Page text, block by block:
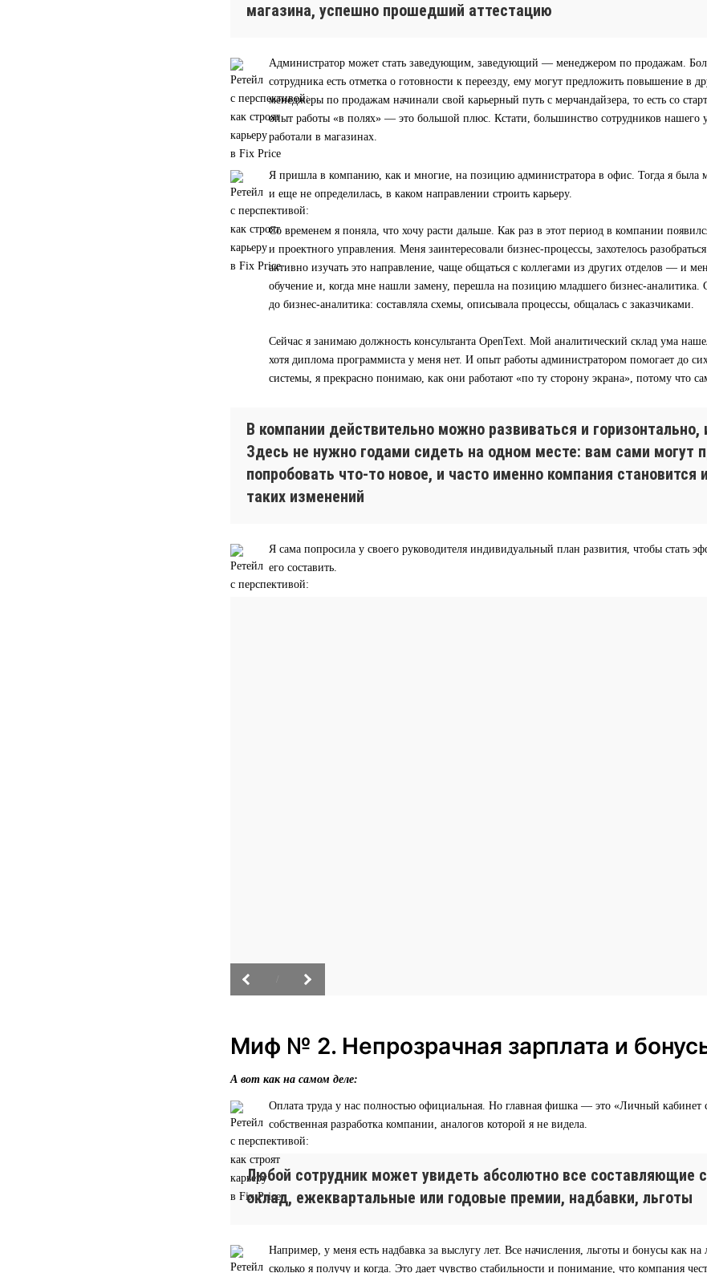
магазина, успешно прошедший аттестацию
Администратор может стать заведующим, заведующий — менеджером по продажам.
сотрудника есть отметка о готовности к переезду, ему могут предложить повышение в
менеджеры по продажам начинали свой карьерный путь с мерчандайзера, то есть со
опыт работы «в полях» — это большой плюс. Кстати, большинство сотрудников нашего
работали в магазинах.
Я пришла в компанию, как и многие, на позицию администратора в офис. Тогда я была
и еще не определилась, в каком направлении строить карьеру.
Со временем я поняла, что хочу расти дальше. Как раз в этот период в компании
и проектного управления. Меня заинтересовали бизнес-процессы, захотелось
активно изучать это направление, чаще общаться с коллегами из других отделов — и
обучение и, когда мне нашли замену, перешла на позицию младшего бизнес-аналитика.
до бизнес-аналитика: составляла схемы, описывала процессы, общалась с заказчиками.
Сейчас я занимаю должность консультанта OpenText. Мой аналитический склад ума
хотя диплома программиста у меня нет. И опыт работы администратором помогает до
системы, я прекрасно понимаю, как они работают «по ту сторону экрана», потому что
В компании действительно можно развиваться и горизонтально,
Здесь не нужно годами сидеть на одном месте: вам сами могут
попробовать что-то новое, и часто именно компания становится
таких изменений
Я сама попросила у своего руководителя индивидуальный план развития, чтобы стать
его составить.
Миф № 2. Непрозрачная зарплата и
А вот как на самом деле:
Оплата труда у нас полностью официальная. Но главная фишка — это «Личный кабинет
собственная разработка компании, аналогов которой я не видела.
Любой сотрудник может увидеть абсолютно все составляющие
оклад, ежеквартальные или годовые премии, надбавки, льготы
Например, у меня есть надбавка за выслугу лет. Все начисления, льготы и бонусы как на
сколько я получу и когда. Это дает чувство стабильности и понимание, что компания